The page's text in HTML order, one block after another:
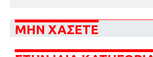
ΜΗΝ ΧΑΣΕΤΕ